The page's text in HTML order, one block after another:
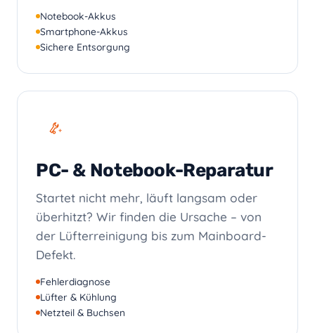
Notebook-Akkus
Smartphone-Akkus
Sichere Entsorgung
PC- & Notebook-Reparatur
Startet nicht mehr, läuft langsam oder
überhitzt? Wir finden die Ursache – von
der Lüfterreinigung bis zum Mainboard-
Defekt.
Fehlerdiagnose
Lüfter & Kühlung
Netzteil & Buchsen